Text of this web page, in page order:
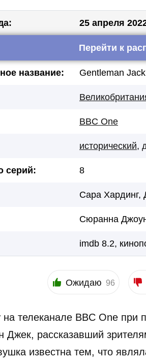
25 апреля
Перейти к
название: Gentleman Jack
BBC One
исторический,
серий: 8
Сара Хардинг,
Сюранна
imdb 8.2,
Ожидаю 96
на телеканале BBC One
Джек, рассказавший
известна тем, что